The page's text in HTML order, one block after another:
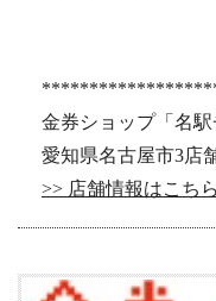
金券ショップ「名駅
愛知県名古屋市3店
>> 店舗情報はこちら